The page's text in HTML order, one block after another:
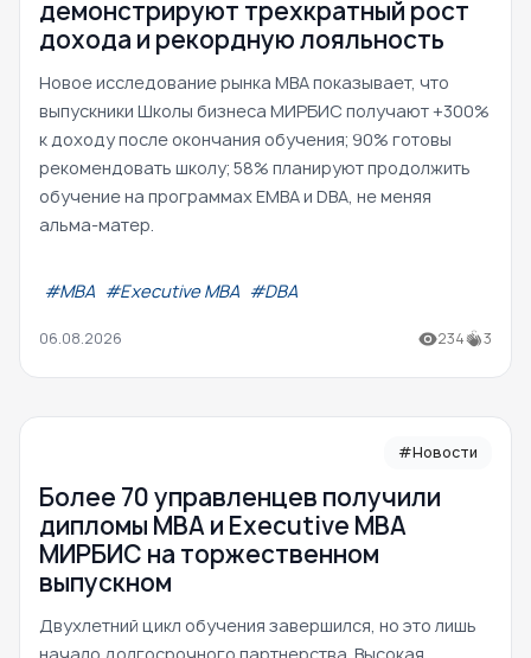
демонстрируют трехкратный рост
дохода и рекордную лояльность
Новое исследование рынка MBA показывает, что
выпускники Школы бизнеса МИРБИС получают +300%
к доходу после окончания обучения; 90% готовы
рекомендовать школу; 58% планируют продолжить
обучение на программах EMBA и DBA, не меняя
альма-матер.
#МВА #Executive MBA #DBA
06.08.2026 234 3
#Новости
Более 70 управленцев получили
дипломы MBA и Executive MBA
МИРБИС на торжественном
выпускном
Двухлетний цикл обучения завершился, но это лишь